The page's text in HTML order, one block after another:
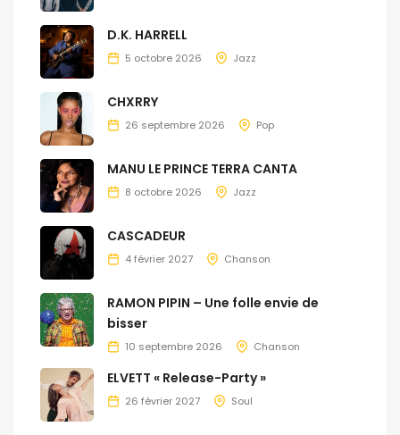
D.K. HARRELL
5 octobre 2026 Jazz
CHXRRY
26 septembre 2026 Pop
MANU LE PRINCE TERRA CANTA
8 octobre 2026 Jazz
CASCADEUR
4 février 2027 Chanson
RAMON PIPIN – Une folle envie de
bisser
10 septembre 2026 Chanson
ELVETT « Release-Party »
26 février 2027 Soul